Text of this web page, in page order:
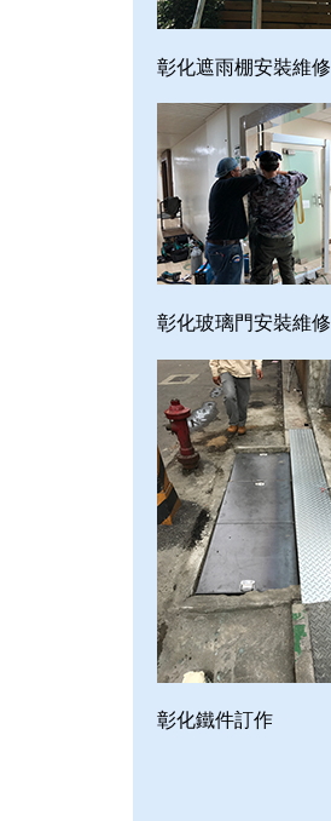
彰化遮雨棚安裝維修
彰化玻璃門安裝維修
彰化鐵件訂作